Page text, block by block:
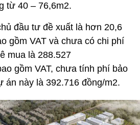
từ 40 – 76,6m2.
đầu tư đề xuất là hơn 20,6
gồm VAT và chưa có chi phí
mua là 288.527
gồm VAT, chưa tính phí bảo
án này là 392.716 đồng/m2.